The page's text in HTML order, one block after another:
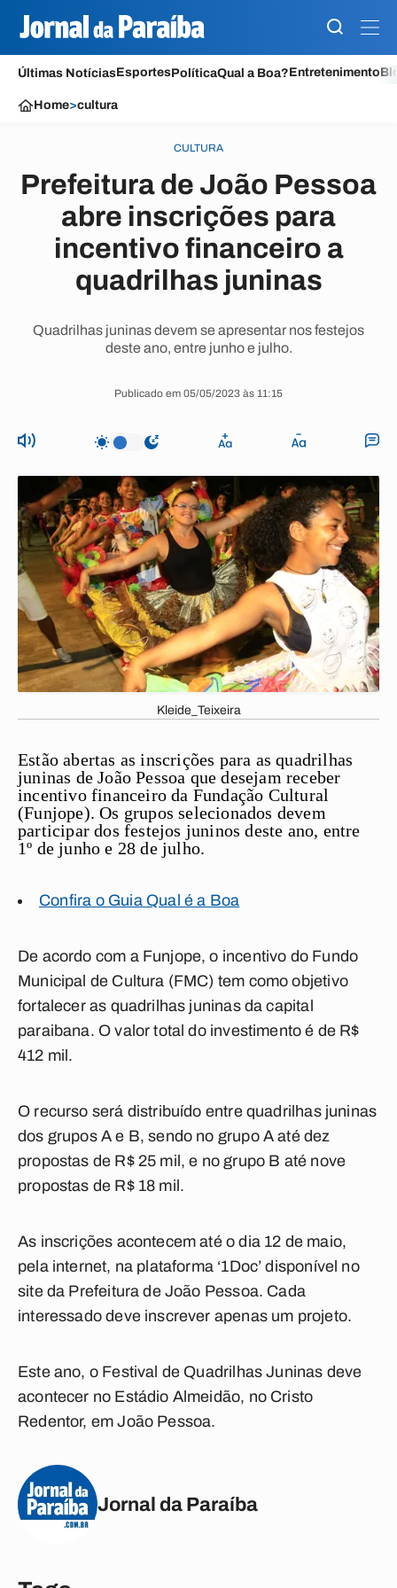
Últimas NotíciasEsportesPolíticaQual a Boa?Entretenimento
Home>cultura
CULTURA
Prefeitura de João Pessoa
abre inscrições para
incentivo financeiro a
quadrilhas juninas
Quadrilhas juninas devem se apresentar nos festejos
deste ano, entre junho e julho.
Publicado em 05/05/2023 às 11:15
Kleide_Teixeira
Estão abertas as inscrições para as quadrilhas
juninas de João Pessoa que desejam receber
incentivo financeiro da Fundação Cultural
(Funjope). Os grupos selecionados devem
participar dos festejos juninos deste ano, entre
1º de junho e 28 de julho.
Confira o Guia Qual é a Boa
De acordo com a Funjope, o incentivo do Fundo
Municipal de Cultura (FMC) tem como objetivo
fortalecer as quadrilhas juninas da capital
paraibana. O valor total do investimento é de R$
412 mil.
O recurso será distribuído entre quadrilhas juninas
dos grupos A e B, sendo no grupo A até dez
propostas de R$ 25 mil, e no grupo B até nove
propostas de R$ 18 mil.
As inscrições acontecem até o dia 12 de maio,
pela internet, na plataforma ‘1Doc’ disponível no
site da Prefeitura de João Pessoa. Cada
interessado deve inscrever apenas um projeto.
Este ano, o Festival de Quadrilhas Juninas deve
acontecer no Estádio Almeidão, no Cristo
Redentor, em João Pessoa.
Jornal da Paraíba